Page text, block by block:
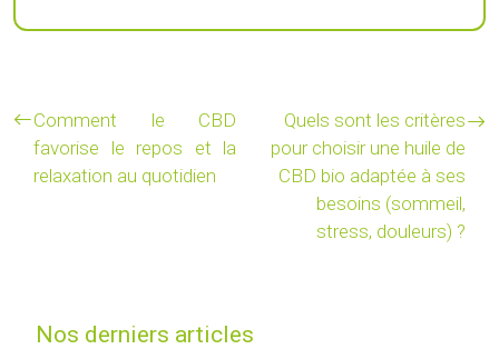
Comment le CBD
favorise le repos et la
relaxation au quotidien
Quels sont les critères
pour choisir une huile de
CBD bio adaptée à ses
besoins (sommeil,
stress, douleurs) ?
Nos derniers articles